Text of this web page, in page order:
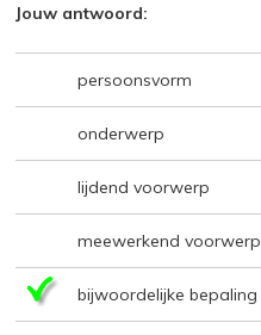
Jouw antwoord:
persoonsvorm
onderwerp
lijdend voorwerp
meewerkend voorwerp
bijwoordelijke bepaling